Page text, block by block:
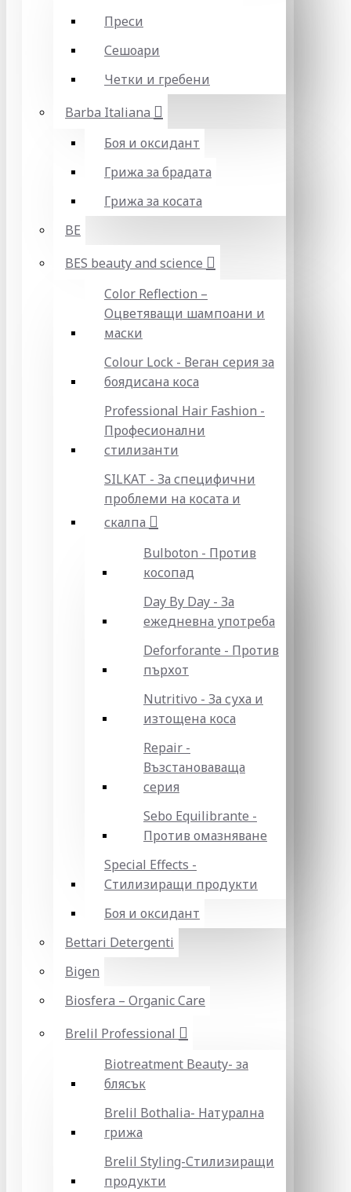
Преси
Сешоари
Четки и гребени
Barba Italiana
Боя и оксидант
Грижа за брадата
Грижа за косата
BE
BES beauty and science
Color Reflection –
Оцветяващи шампоани и
маски
Colour Lock - Веган серия за
боядисана коса
Professional Hair Fashion -
Професионални
стилизанти
SILKAT - За специфични
проблеми на косата и
скалпа
Bulboton - Против
косопад
Day By Day - За
ежедневна употреба
Deforforante - Против
пърхот
Nutritivo - За суха и
изтощена коса
Repair -
Възстановаваща
серия
Sebo Equilibrante -
Против омазняване
Special Effects -
Стилизиращи продукти
Боя и оксидант
Bettari Detergenti
Bigen
Biosfera – Organic Care
Brelil Professional
Biotreatment Beauty- за
блясък
Brelil Bothalia- Натурална
грижа
Brelil Styling-Стилизиращи
продукти